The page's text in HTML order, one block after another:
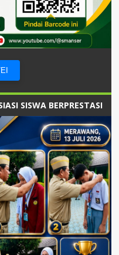
SISWA BERPRESTASI